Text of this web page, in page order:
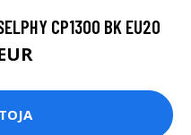
CP1300 BK EU20